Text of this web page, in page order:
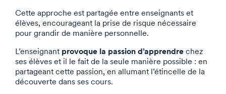
Cette approche est partagée entre enseignants et
élèves, encourageant la prise de risque nécessaire
pour grandir de manière personnelle.
L’enseignant provoque la passion d’apprendre chez
ses élèves et il le fait de la seule manière possible : en
partageant cette passion, en allumant l’étincelle de la
découverte dans ses cours.